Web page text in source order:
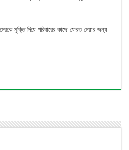
মুক্তি দিয়ে পরিবারের কাছে ফেরত দেয়ার জন্য